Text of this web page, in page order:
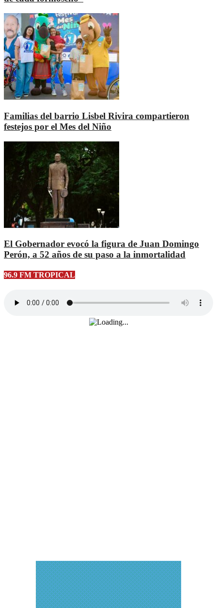
Familias del barrio Lisbel Rivira compartieron
festejos por el Mes del Niño
El Gobernador evocó la figura de Juan Domingo
Perón, a 52 años de su paso a la inmortalidad
96.9 FM TROPICAL